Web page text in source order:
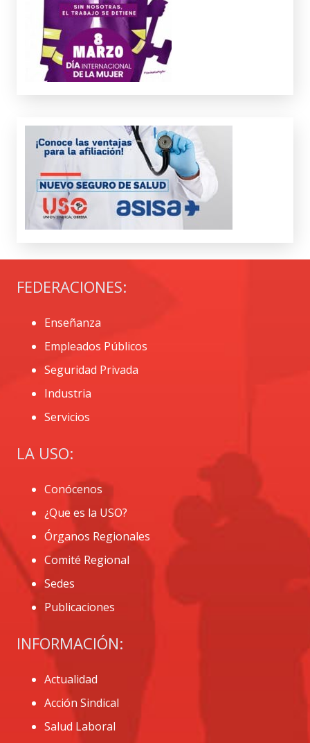
FEDERACIONES:
Enseñanza
Empleados Públicos
Seguridad Privada
Industria
Servicios
LA USO:
Conócenos
¿Que es la USO?
Órganos Regionales
Comité Regional
Sedes
Publicaciones
INFORMACIÓN:
Actualidad
Acción Sindical
Salud Laboral